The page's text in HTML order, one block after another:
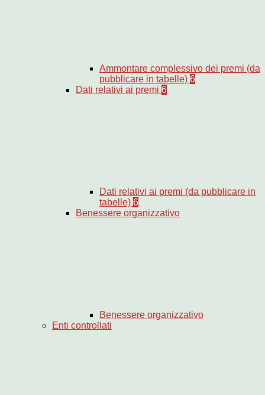
Ammontare complessivo dei premi (da
pubblicare in tabelle) 6
Dati relativi ai premi 6
Dati relativi ai premi (da pubblicare in
tabelle) 6
Benessere organizzativo
Benessere organizzativo
Enti controllati